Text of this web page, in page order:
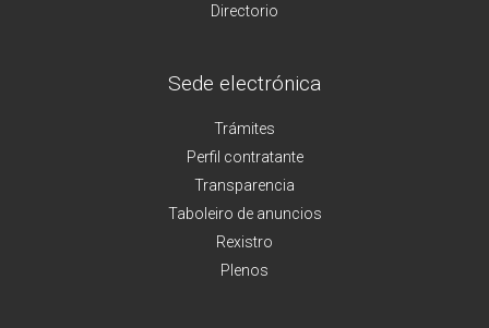
Directorio
Sede electrónica
Trámites
Perfil contratante
Transparencia
Taboleiro de anuncios
Rexistro
Plenos